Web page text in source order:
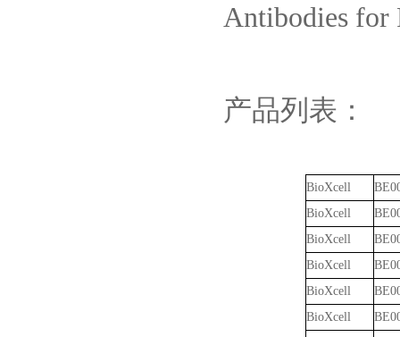
Antibodies for
产品列表：
BioXcell
BioXcell
BioXcell
BioXcell
BioXcell
BioXcell